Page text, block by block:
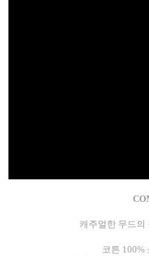
캐주얼한 무드의
코튼 100%